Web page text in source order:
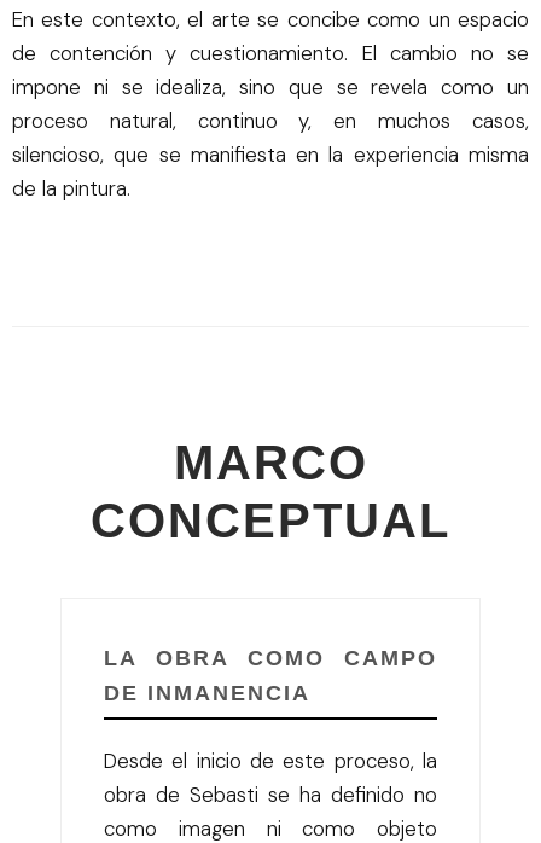
En este contexto, el arte se concibe como un espacio
de contención y cuestionamiento. El cambio no se
impone ni se idealiza, sino que se revela como un
proceso natural, continuo y, en muchos casos,
silencioso, que se manifiesta en la experiencia misma
de la pintura.
MARCO
CONCEPTUAL
LA OBRA COMO CAMPO
DE INMANENCIA
Desde el inicio de este proceso, la
obra de Sebasti se ha definido no
como imagen ni como objeto